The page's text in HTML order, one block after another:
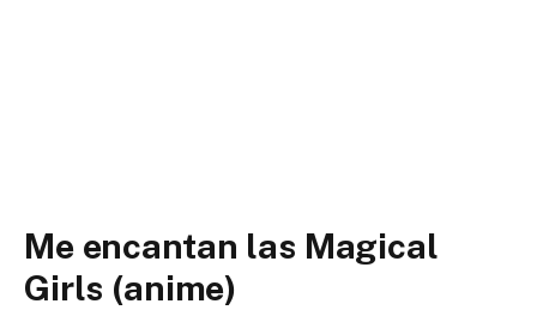
Me encantan las Magical
Girls (anime)